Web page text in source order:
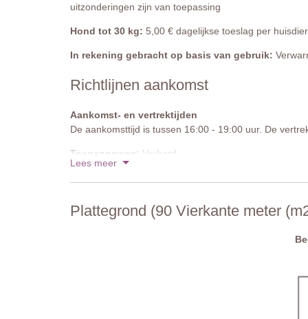
uitzonderingen zijn van toepassing
Hond tot 30 kg: 5,00 € dagelijkse toeslag per huisdier
In rekening gebracht op basis van gebruik:
Richtlijnen aankomst
Aankomst- en vertrektijden
De aankomsttijd is tussen 16:00 - 19:00 uur. De
Toegangsweg: Verhard
Lees meer
Plattegrond (90 Vierkante meter